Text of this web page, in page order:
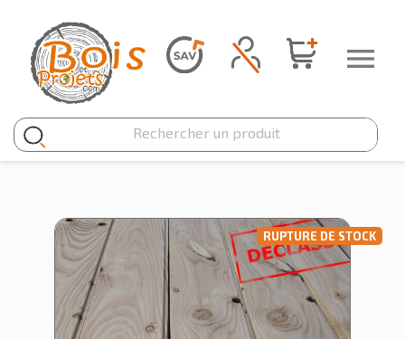

RUPTURE DE STOCK